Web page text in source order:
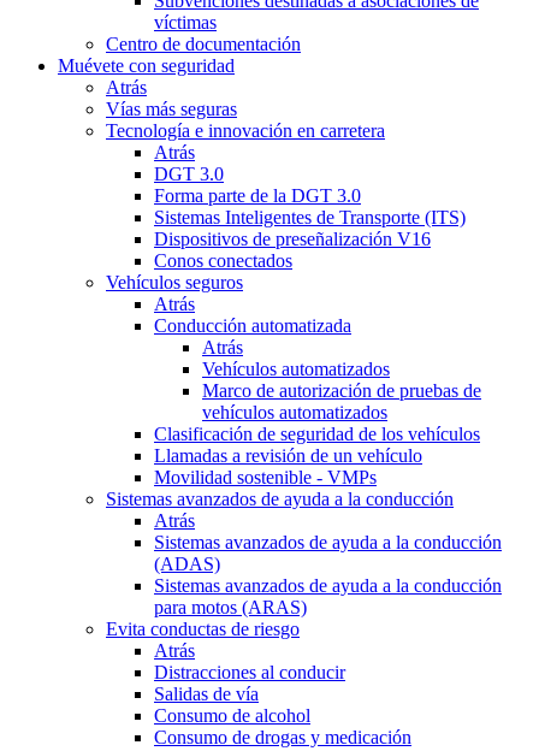
víctimas
Centro de documentación
Muévete con seguridad
Atrás
Vías más seguras
Tecnología e innovación en carretera
Atrás
DGT 3.0
Forma parte de la DGT 3.0
Sistemas Inteligentes de Transporte (ITS)
Dispositivos de preseñalización V16
Conos conectados
Vehículos seguros
Atrás
Conducción automatizada
Atrás
Vehículos automatizados
Marco de autorización de pruebas de
vehículos automatizados
Clasificación de seguridad de los vehículos
Llamadas a revisión de un vehículo
Movilidad sostenible - VMPs
Sistemas avanzados de ayuda a la conducción
Atrás
Sistemas avanzados de ayuda a la conducción
(ADAS)
Sistemas avanzados de ayuda a la conducción
para motos (ARAS)
Evita conductas de riesgo
Atrás
Distracciones al conducir
Salidas de vía
Consumo de alcohol
Consumo de drogas y medicación